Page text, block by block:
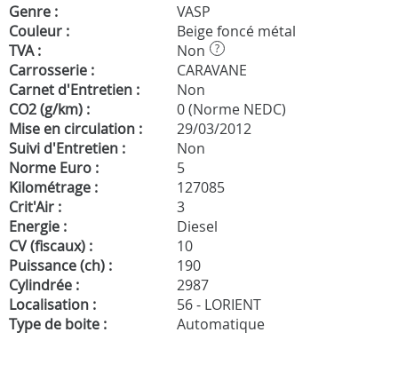
Genre :
VASP
Couleur :
Beige foncé métal
TVA :
Non ?
Carrosserie :
CARAVANE
Carnet d'Entretien :
Non
CO2 (g/km) :
0 (Norme NEDC)
Mise en circulation :
29/03/2012
Suivi d'Entretien :
Non
Norme Euro :
5
Kilométrage :
127085
Crit'Air :
3
Energie :
Diesel
CV (fiscaux) :
10
Puissance (ch) :
190
Cylindrée :
2987
Localisation :
56 - LORIENT
Type de boite :
Automatique